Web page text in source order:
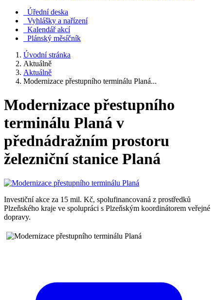
Úřední deska
Vyhlášky a nařízení
Kalendář akcí
Plánský měsíčník
Úvodní stránka
Aktuálně
Aktuálně
Modernizace přestupního terminálu Planá...
Modernizace přestupního
terminálu Planá v
přednádražním prostoru
železniční stanice Planá
Investiční akce za 15 mil. Kč, spolufinancovaná z prostředků
Plzeňského kraje ve spolupráci s Plzeňským koordinátorem veřejné
dopravy.